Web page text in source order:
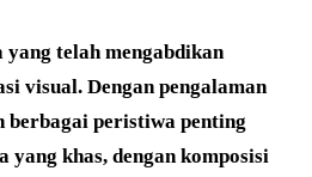
telah mengabdikan
visual. Dengan pengalaman
berbagai peristiwa penting
khas, dengan komposisi